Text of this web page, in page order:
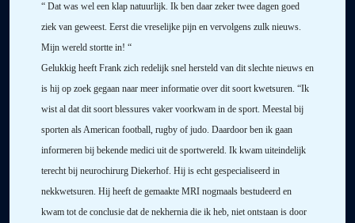
“ Dat was wel een klap natuurlijk. Ik ben daar zeker twee dagen goed
ziek van geweest. Eerst die vreselijke pijn en vervolgens zulk nieuws.
Mijn wereld stortte in! “
Gelukkig heeft Frank zich redelijk snel hersteld van dit slechte nieuws en
is hij op zoek gegaan naar meer informatie over dit soort kwetsuren. “Ik
wist al dat dit soort blessures vaker voorkwam in de sport. Meestal bij
sporten als American football, rugby of judo. Daardoor ben ik gaan
informeren bij bekende medici uit de sportwereld. Ik kwam uiteindelijk
terecht bij neurochirurg Diekerhof. Hij is echt gespecialiseerd in
nekkwetsuren. Hij heeft de gemaakte MRI nogmaals bestudeerd en
kwam tot de conclusie dat de nekhernia die ik heb, niet ontstaan is door